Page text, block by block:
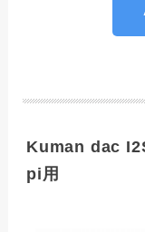
Kuman dac
pi用